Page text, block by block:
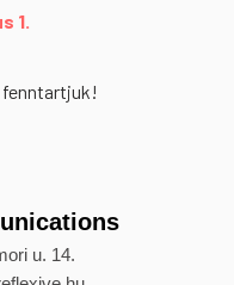
1.
u. 14.